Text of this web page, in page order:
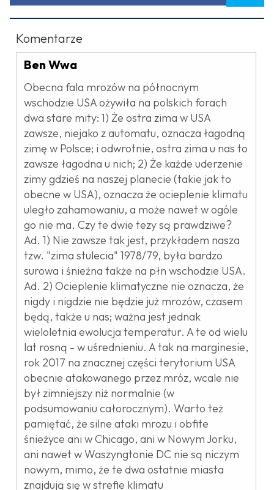
Komentarze
Ben Wwa
Obecna fala mrozów na północnym
wschodzie USA ożywiła na polskich forach
dwa stare mity: 1) Że ostra zima w USA
zawsze, niejako z automatu, oznacza łagodną
zimę w Polsce; i odwrotnie, ostra zima u nas to
zawsze łagodna u nich; 2) Że każde uderzenie
zimy gdzieś na naszej planecie (takie jak to
obecne w USA), oznacza że ocieplenie klimatu
uległo zahamowaniu, a może nawet w ogóle
go nie ma. Czy te dwie tezy są prawdziwe?
Ad. 1) Nie zawsze tak jest, przykładem nasza
tzw. "zima stulecia" 1978/79, była bardzo
surowa i śnieżna także na płn wschodzie USA.
Ad. 2) Ocieplenie klimatyczne nie oznacza, że
nigdy i nigdzie nie będzie już mrozów, czasem
będą, także u nas; ważna jest jednak
wieloletnia ewolucja temperatur. A te od wielu
lat rosną - w uśrednieniu. A tak na marginesie,
rok 2017 na znacznej części terytorium USA
obecnie atakowanego przez mróz, wcale nie
był zimniejszy niż normalnie (w
podsumowaniu całorocznym). Warto też
pamiętać, że silne ataki mrozu i obfite
śnieżyce ani w Chicago, ani w Nowym Jorku,
ani nawet w Waszyngtonie DC nie są niczym
nowym, mimo, że te dwa ostatnie miasta
znajdują się w strefie klimatu